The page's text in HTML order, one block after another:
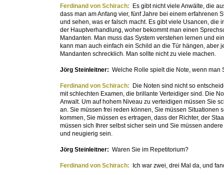
Ferdinand von Schirach:
Es gibt nicht viele Anwälte, die
dass man am Anfang vier, fünf Jahre bei einem erfahrenen
und sehen, was er falsch macht. Es gibt viele Usancen,
der Hauptverhandlung, woher bekommt man einen
Mandanten. Man muss das System verstehen lernen und
kann man auch einfach ein Schild an die Tür hängen, aber
Mandanten schrecklich. Man sollte nicht zu viele machen.
Jörg Steinleitner: Welche Rolle spielt die Note, wenn man
Ferdinand von Schirach:
Die Noten sind nicht so
mit schlechten Examen, die brillante Verteidiger sind. Die
Anwalt. Um auf hohem Niveau zu verteidigen müssen Sie
an. Sie müssen frei reden können, Sie müssen Situationen
kommen, Sie müssen es ertragen, dass der Richter, der
müssen sich Ihrer selbst sicher sein und Sie müssen
und neugierig sein.
Jörg Steinleitner: Waren Sie im Repetitorium?
Ferdinand von Schirach: Ich war zwei, drei Mal da, und